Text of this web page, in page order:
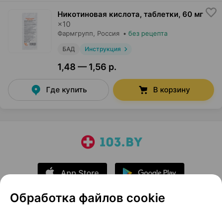
Никотиновая кислота, таблетки, 60 мг
×10
Фармгрупп, Россия • без рецепта
БАД Инструкция
1,48 — 1,56 р.
Где купить В корзину
Обработка файлов cookie